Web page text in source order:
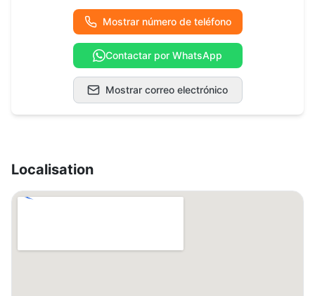
Mostrar número de teléfono
Contactar por WhatsApp
Mostrar correo electrónico
Localisation